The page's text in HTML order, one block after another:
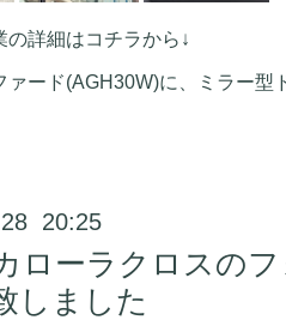
の詳細はコチラから↓
ァード(AGH30W)に、ミラー
28 20:25
ローラクロスの
しました